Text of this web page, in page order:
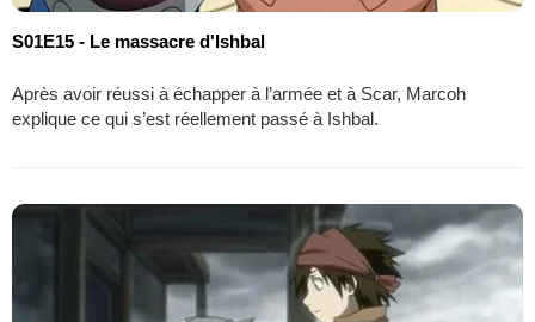
S01E15 - Le massacre d'Ishbal
Après avoir réussi à échapper à l’armée et à Scar, Marcoh
explique ce qui s’est réellement passé à Ishbal.